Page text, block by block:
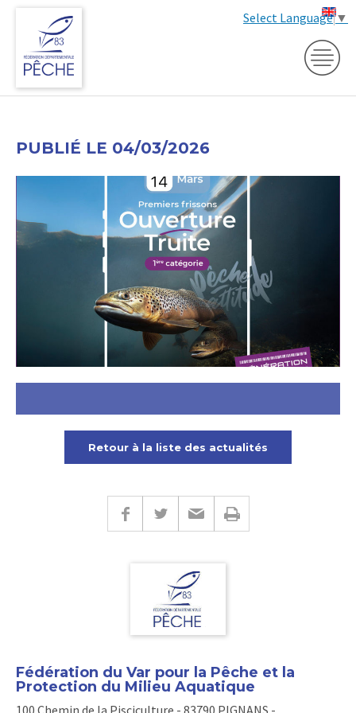
Select Language▼
PUBLIÉ LE 04/03/2026
Retour à la liste des actualités
Fédération du Var pour la Pêche et la
Protection du Milieu Aquatique
100 Chemin de la Pisciculture - 83790 PIGNANS -